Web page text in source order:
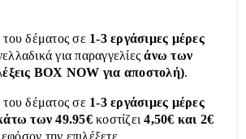
του δέματος σε 1-3 εργάσιμες μέρες
για παραγγελίεςάνω των
BOX NOW για αποστολή).
του δέματος σε 1-3 εργάσιμες μέρες
των 49.95€κοστίζει4,50€ και 2€